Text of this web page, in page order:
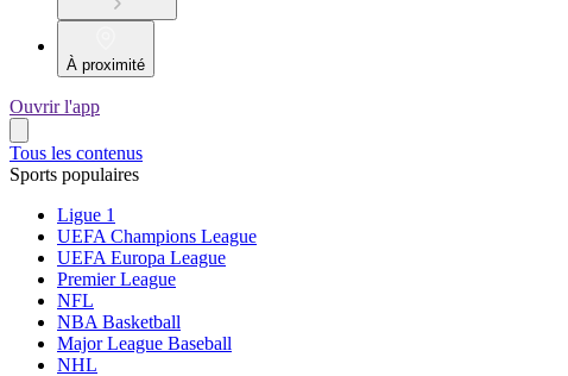
À proximité
Ouvrir l'app
Tous les contenus
Sports populaires
Ligue 1
UEFA Champions League
UEFA Europa League
Premier League
NFL
NBA Basketball
Major League Baseball
NHL